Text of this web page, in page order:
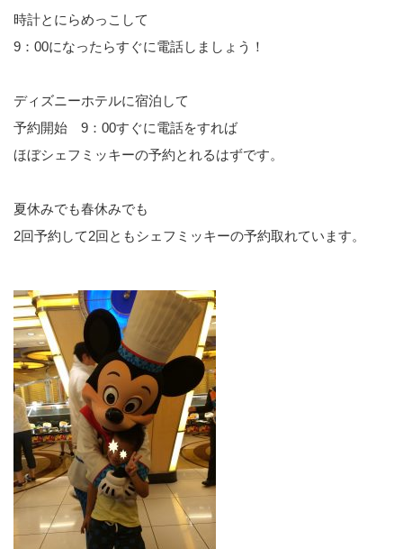
時計とにらめっこして
9：00になったらすぐに電話しましょう！
ディズニーホテルに宿泊して
予約開始 9：00すぐに電話をすれば
ほぼシェフミッキーの予約とれるはずです。
夏休みでも春休みでも
2回予約して2回ともシェフミッキーの予約取れています。